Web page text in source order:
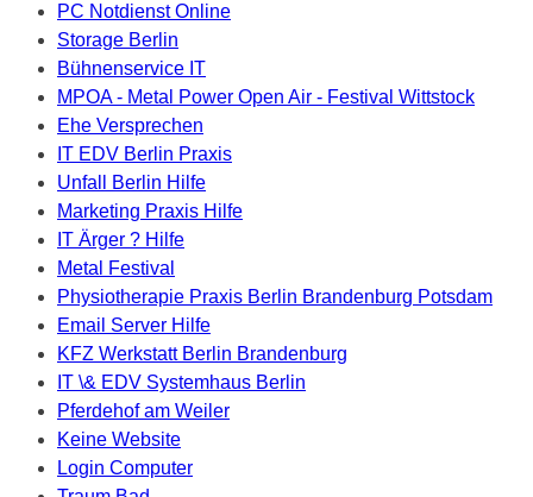
PC Notdienst Online
Storage Berlin
Bühnenservice IT
MPOA - Metal Power Open Air - Festival Wittstock
Ehe Versprechen
IT EDV Berlin Praxis
Unfall Berlin Hilfe
Marketing Praxis Hilfe
IT Ärger ? Hilfe
Metal Festival
Physiotherapie Praxis Berlin Brandenburg Potsdam
Email Server Hilfe
KFZ Werkstatt Berlin Brandenburg
IT \& EDV Systemhaus Berlin
Pferdehof am Weiler
Keine Website
Login Computer